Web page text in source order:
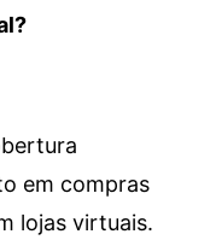
em compras
lojas virtuais.